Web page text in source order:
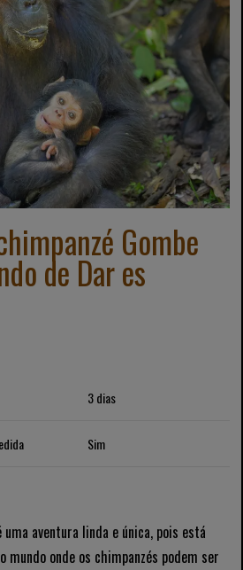
Gombe
de Dar es
3 dias
Sim
aventura linda e única, pois está
mundo onde os chimpanzés podem ser